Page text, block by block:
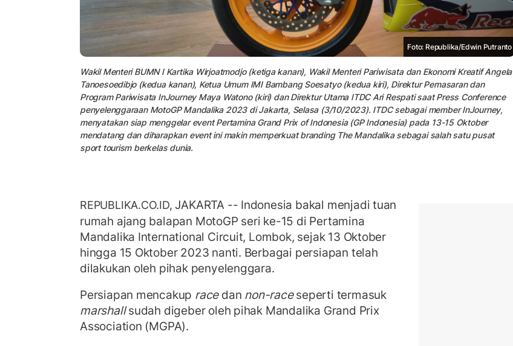
Foto: Republika/Edwin Putranto
Wakil Menteri BUMN I Kartika Wirjoatmodjo (ketiga kanan), Wakil Menteri Pariwisata dan Ekonomi Kreatif Angela
Tanoesoedibjo (kedua kanan), Ketua Umum IMI Bambang Soesatyo (kedua kiri), Direktur Pemasaran dan
Program Pariwisata InJourney Maya Watono (kiri) dan Direktur Utama ITDC Ari Respati saat Press Conference
penyelenggaraan MotoGP Mandalika 2023 di Jakarta, Selasa (3/10/2023). ITDC sebagai member InJourney,
menyatakan siap menggelar event Pertamina Grand Prix of Indonesia (GP Indonesia) pada 13-15 Oktober
mendatang dan diharapkan event ini makin memperkuat branding The Mandalika sebagai salah satu pusat
sport tourism berkelas dunia.
REPUBLIKA.CO.ID,JAKARTA -- Indonesia bakal menjadi tuan
rumah ajang balapan MotoGP seri ke-15 di Pertamina
Mandalika International Circuit, Lombok, sejak 13 Oktober
hingga 15 Oktober 2023 nanti. Berbagai persiapan telah
dilakukan oleh pihak penyelenggara.
Persiapan mencakup racedan non-raceseperti termasuk
marshallsudah digeber oleh pihak Mandalika Grand Prix
Association (MGPA).